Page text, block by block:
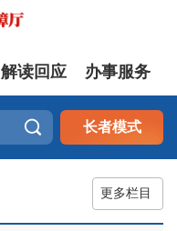
解读回应 办事服务
 长者模式
更多栏目